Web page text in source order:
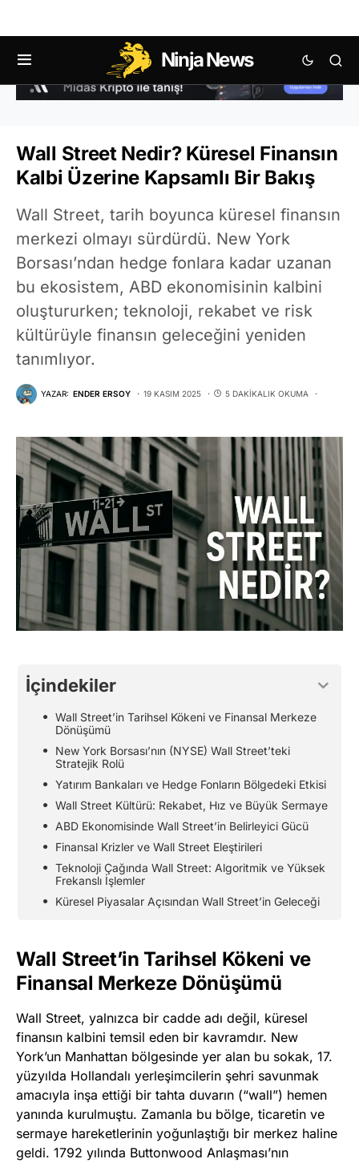
Ninja News
Wall Street Nedir? Küresel Finansın
Kalbi Üzerine Kapsamlı Bir Bakış
Wall Street, tarih boyunca küresel finansın
merkezi olmayı sürdürdü. New York
Borsası’ndan hedge fonlara kadar uzanan
bu ekosistem, ABD ekonomisinin kalbini
oluştururken; teknoloji, rekabet ve risk
kültürüyle finansın geleceğini yeniden
tanımlıyor.
YAZAR: ENDER ERSOY 19 KASIM 2025 5 DAKIKALIK OKUMA
İçindekiler
Wall Street’in Tarihsel Kökeni ve Finansal Merkeze
Dönüşümü
New York Borsası’nın (NYSE) Wall Street’teki
Stratejik Rolü
Yatırım Bankaları ve Hedge Fonların Bölgedeki Etkisi
Wall Street Kültürü: Rekabet, Hız ve Büyük Sermaye
ABD Ekonomisinde Wall Street’in Belirleyici Gücü
Finansal Krizler ve Wall Street Eleştirileri
Teknoloji Çağında Wall Street: Algoritmik ve Yüksek
Frekanslı İşlemler
Küresel Piyasalar Açısından Wall Street’in Geleceği
Wall Street’in Tarihsel Kökeni ve
Finansal Merkeze Dönüşümü
Wall Street, yalnızca bir cadde adı değil, küresel
finansın kalbini temsil eden bir kavramdır. New
York’un Manhattan bölgesinde yer alan bu sokak, 17.
yüzyılda Hollandalı yerleşimcilerin şehri savunmak
amacıyla inşa ettiği bir tahta duvarın (“wall”) hemen
yanında kurulmuştu. Zamanla bu bölge, ticaretin ve
sermaye hareketlerinin yoğunlaştığı bir merkez haline
geldi. 1792 yılında Buttonwood Anlaşması’nın